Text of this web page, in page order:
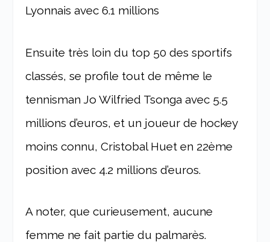
Lyonnais avec 6.1 millions
Ensuite très loin du top 50 des sportifs
classés, se profile tout de même le
tennisman Jo Wilfried Tsonga avec 5.5
millions d’euros, et un joueur de hockey
moins connu, Cristobal Huet en 22ème
position avec 4.2 millions d’euros.
A noter, que curieusement, aucune
femme ne fait partie du palmarès.